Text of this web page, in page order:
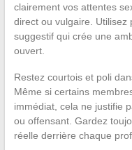
clairement vos attentes
direct ou vulgaire. Utilisez
suggestif qui crée une
ouvert.
Restez courtois et poli
Même si certains
immédiat, cela ne justifie
ou offensant. Gardez
réelle derrière chaque